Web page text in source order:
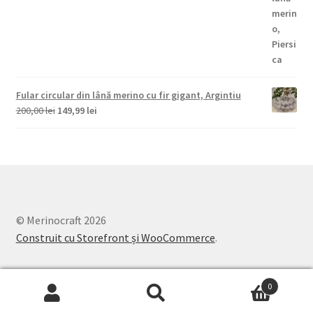
Fular circular din lână merino cu fir gigant, Argintiu
200,00lei Prețul
149,99 leiPrețul
© Merinocraft 2026
Construit cu Storefront și WooCommerce.
0